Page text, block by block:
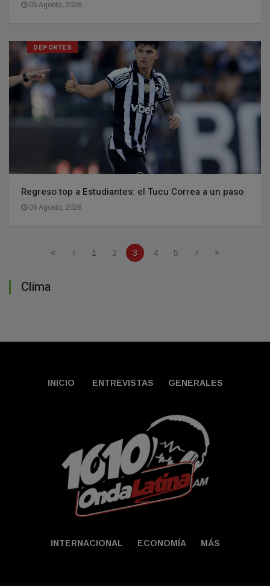
06 Agosto, 2026
DEPORTES
Regreso top a Estudiantes: el Tucu Correa a un paso
06 Agosto, 2026
1 2 3 4 5
Clima
INICIO ENTREVISTAS GENERALES
INTERNACIONAL ECONOMÍA MÁS